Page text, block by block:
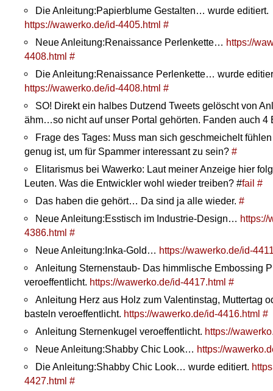
Die Anleitung:Papierblume Gestalten… wurde editiert.
https://wawerko.de/id-4405.html #
Neue Anleitung:Renaissance Perlenkette… https://
4408.html #
Die Anleitung:Renaissance Perlenkette… wurde
https://wawerko.de/id-4408.html #
SO! Direkt ein halbes Dutzend Tweets gelöscht von
ähm…so nicht auf unser Portal gehörten. Fanden auch
Frage des Tages: Muss man sich geschmeichelt
genug ist, um für Spammer interessant zu sein? #
Elitarismus bei Wawerko: Laut meiner Anzeige hier
Leuten. Was die Entwickler wohl wieder treiben? #fail #
Das haben die gehört… Da sind ja alle wieder. #
Neue Anleitung:Esstisch im Industrie-Design… https://
4386.html #
Neue Anleitung:Inka-Gold… https://wawerko.de/id-
Anleitung Sternenstaub- Das himmlische Embossing
veroeffentlicht. https://wawerko.de/id-4417.html #
Anleitung Herz aus Holz zum Valentinstag, Muttertag
basteln veroeffentlicht. https://wawerko.de/id-4416.html #
Anleitung Sternenkugel veroeffentlicht. https://
Neue Anleitung:Shabby Chic Look… https://
Die Anleitung:Shabby Chic Look… wurde editiert.
4427.html #